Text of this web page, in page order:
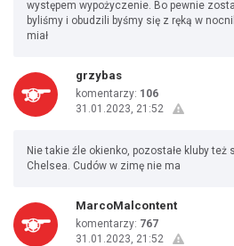
występem wypożyczenie. Bo pewnie
byliśmy i obudzili byśmy się z ręką w
miał
grzybas
komentarzy: 106
31.01.2023, 21:52
Nie takie źle okienko, pozostałe kluby też
Chelsea. Cudów w zimę nie ma
MarcoMalcontent
komentarzy: 767
31.01.2023, 21:52